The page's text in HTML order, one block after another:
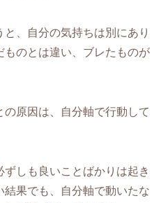
、自分の気持ちは別にあり
ものとは違い、ブレたものが
の原因は、自分軸で行動して
しも良いことばかりは起き
結果でも、自分軸で動いたな